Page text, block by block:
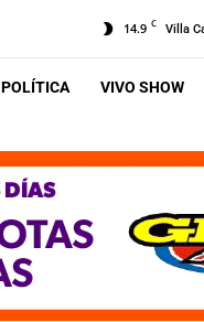
14.9 C Villa
POLÍTICA VIVO SHOW